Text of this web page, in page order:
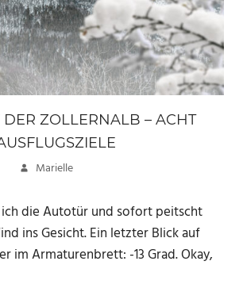
ZOLLERNALB – ACHT
Marielle
die Autotür und sofort peitscht
ins Gesicht. Ein letzter Blick auf
im Armaturenbrett: -13 Grad. Okay,